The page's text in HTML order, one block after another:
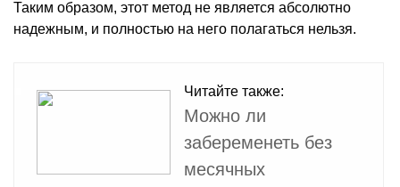
Таким образом, этот метод не является абсолютно
надежным, и полностью на него полагаться нельзя.
Читайте также:
Можно ли
забеременеть без
месячных